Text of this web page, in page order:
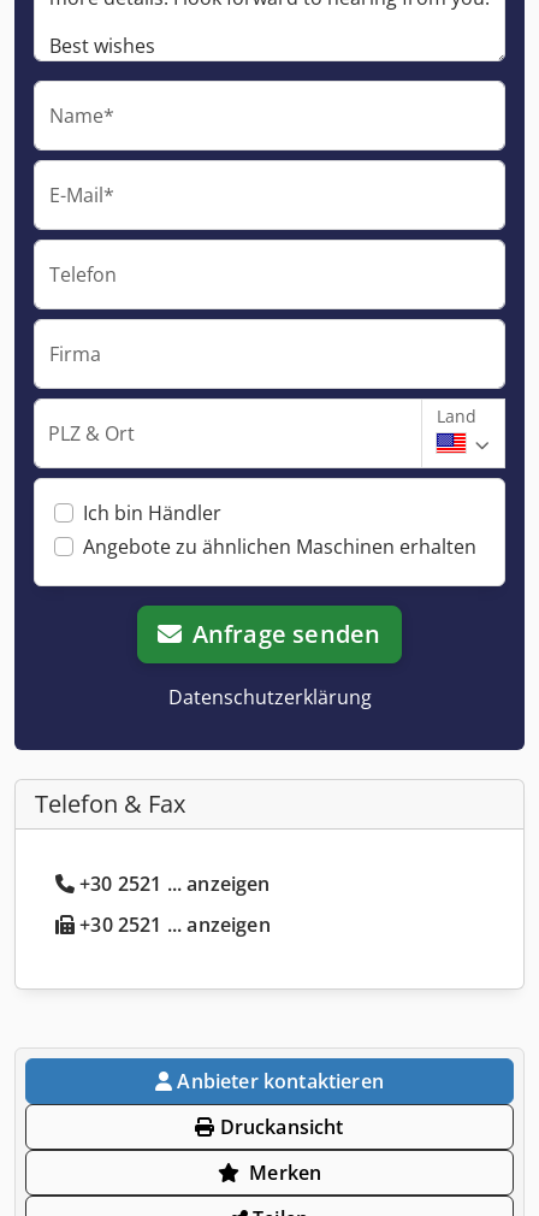
Name*
E-Mail*
Telefon
Firma
PLZ & Ort
Land
Ich bin Händler
Angebote zu ähnlichen Maschinen erhalten
Anfrage senden
Datenschutzerklärung
Telefon & Fax
+30 2521 ... anzeigen
+30 2521 ... anzeigen
Anbieter kontaktieren
Druckansicht
Merken